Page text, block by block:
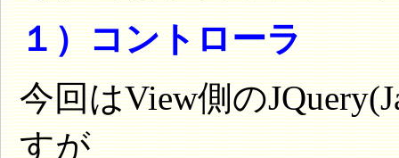
１）コントローラ
今回はView側の
すが